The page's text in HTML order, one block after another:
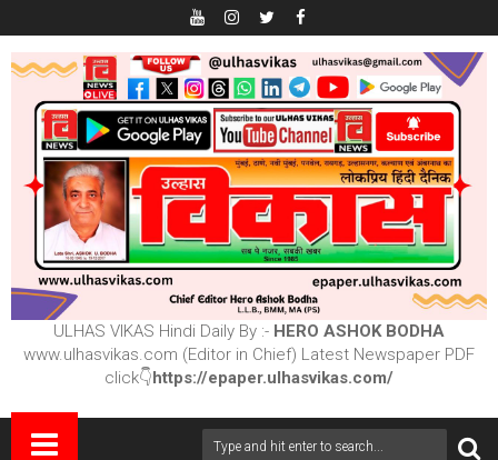
ULHAS VIKAS Hindi Daily By :- HERO ASHOK BODHA
www.ulhasvikas.com (Editor in Chief) Latest Newspaper PDF
click👇https://epaper.ulhasvikas.com/